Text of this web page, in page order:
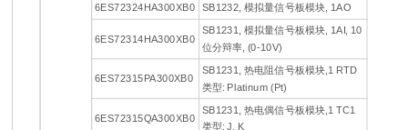
6ES72324HA300XB0
SB1232, 模拟量信号板模块, 1AO
6ES72314HA300XB0
SB1231, 模拟量信号板模块, 1AI, 10
位分辩率, (0-10V)
6ES72315PA300XB0
SB1231, 热电阻信号板模块,1 RTD
类型: Platinum (Pt)
6ES72315QA300XB0
SB1231, 热电偶信号板模块,1 TC1
类型: J, K